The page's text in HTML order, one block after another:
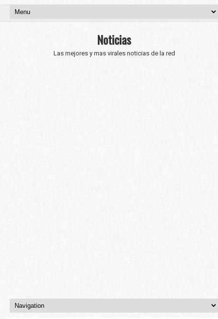
Noticias
Las mejores y mas virales noticias de la red